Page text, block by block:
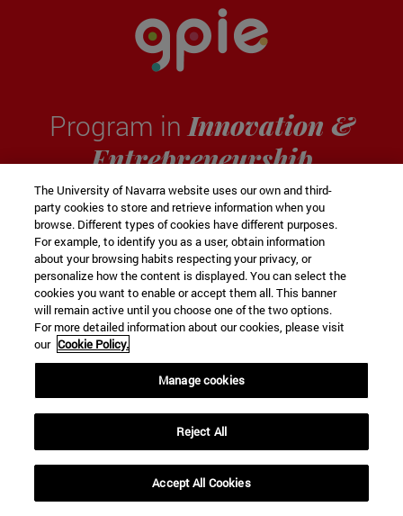
SOLICITAR INFORMACION
Program in Innovation &
Entrepreneurship
Elprimer programa universitario de
Emprendimientoque se combina con tu carrera a
la perfección
DESCUBRE EL PROGRAMA
LA UNIVERSIDAD EN LOS RANKINGS
Impacto de nuestra docencia,
investigación y transferencia de
The University of Navarra website uses our own and third-
party cookies to store and retrieve information when you
browse. Different types of cookies have different purposes.
For example, to identify you as a user, obtain information
about your browsing habits respecting your privacy, or
personalize how the content is displayed. You can select the
cookies you want to enable or accept them all. This banner
will remain active until you choose one of the two options.
For more detailed information about our cookies, please visit
our Cookie Policy.
Manage cookies
Reject All
Accept All Cookies